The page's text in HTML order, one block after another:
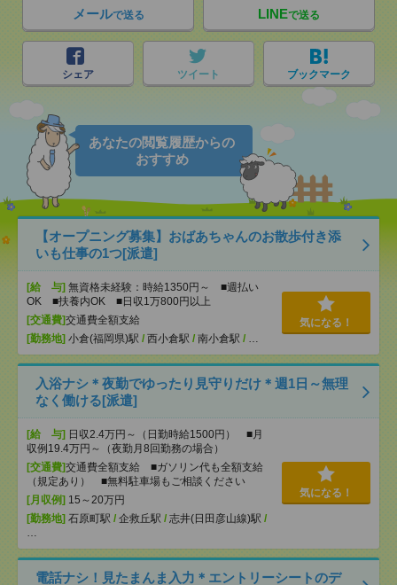
メールで送る LINEで送る
シェア ツイート ブックマーク
あなたの閲覧履歴からの
おすすめ
【オープニング募集】おばあちゃんのお散歩付き添
いも仕事の1つ[派遣]
[給 与] 無資格未経験：時給1350円～ ■週払い
OK ■扶養内OK ■日収1万800円以上
[交通費]交通費全額支給
[勤務地] 小倉(福岡県)駅 / 西小倉駅 / 南小倉駅 / …
気になる！
入浴ナシ＊夜勤でゆったり見守りだけ＊週1日～無理
なく働ける[派遣]
[給 与] 日収2.4万円～（日勤時給1500円） ■月
収例19.4万円～（夜勤月8回勤務の場合）
[交通費]交通費全額支給 ■ガソリン代も全額支給
（規定あり） ■無料駐車場もご相談ください
[月収例] 15～20万円
[勤務地] 石原町駅 / 企救丘駅 / 志井(日田彦山線)駅 /
…
気になる！
電話ナシ！見たまんま入力＊エントリーシートのデ